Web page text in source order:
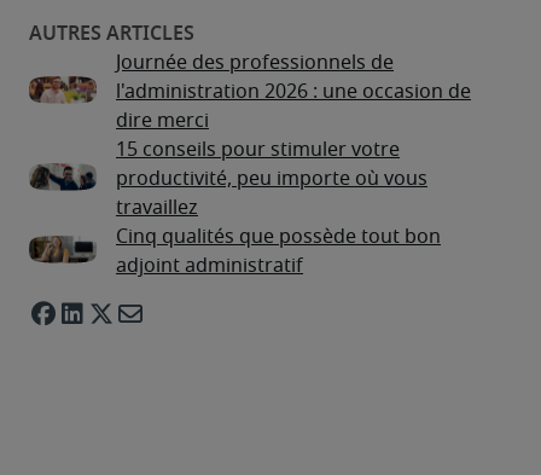
Journée des professionnels de
l'administration 2026 : une occasion de
dire merci
15 conseils pour stimuler votre
productivité, peu importe où vous
travaillez
Cinq qualités que possède tout bon
adjoint administratif